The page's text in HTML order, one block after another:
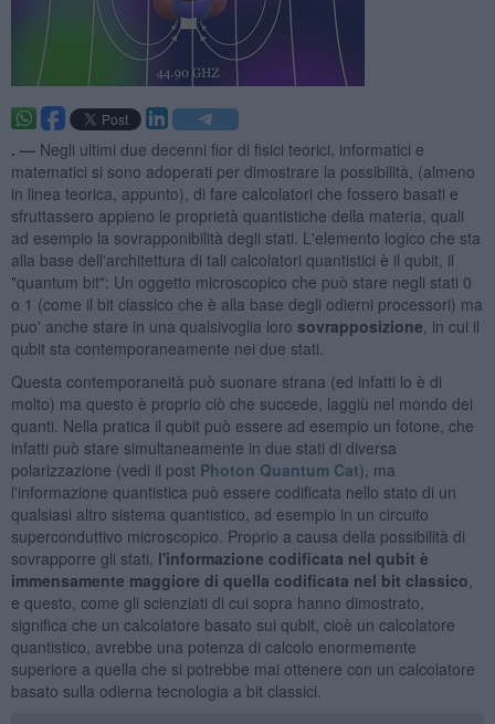
. — Negli ultimi due decenni fior di fisici teorici, informatici e
matematici si sono adoperati per dimostrare la possibilità, (almeno
in linea teorica, appunto), di fare calcolatori che fossero basati e
sfruttassero appieno le proprietà quantistiche della materia, quali
ad esempio la sovrapponibilità degli stati. L'elemento logico che sta
alla base dell'architettura di tali calcolatori quantistici è il qubit, il
"quantum bit": Un oggetto microscopico che può stare negli stati 0
o 1 (come il bit classico che è alla base degli odierni processori) ma
puo' anche stare in una qualsivoglia loro sovrapposizione , in cui il
qubit sta contemporaneamente nei due stati.
Questa contemporaneità può suonare strana (ed infatti lo è di
molto) ma questo è proprio ciò che succede, laggiù nel mondo dei
quanti. Nella pratica il qubit può essere ad esempio un fotone, che
infatti può stare simultaneamente in due stati di diversa
polarizzazione (vedi il post Photon Quantum Cat), ma
l'informazione quantistica può essere codificata nello stato di un
qualsiasi altro sistema quantistico, ad esempio in un circuito
superconduttivo microscopico. Proprio a causa della possibilità di
sovrapporre gli stati, l'informazione codificata nel qubit è
immensamente maggiore di quella codificata nel bit classico
e questo, come gli scienziati di cui sopra hanno dimostrato,
significa che un calcolatore basato sui qubit, cioè un calcolatore
quantistico, avrebbe una potenza di calcolo enormemente
superiore a quella che si potrebbe mai ottenere con un calcolatore
basato sulla odierna tecnologia a bit classici.